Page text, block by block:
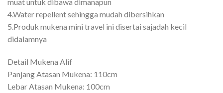
4.Water repellent sehingga mudah dibersihkan
5.Produk mukena mini travel ini disertai sajadah kecil
didalamnya
Detail Mukena Alif
Panjang Atasan Mukena: 110cm
Lebar Atasan Mukena: 100cm